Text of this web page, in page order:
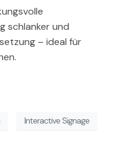
schlanker und
– ideal für
Interactive Signage